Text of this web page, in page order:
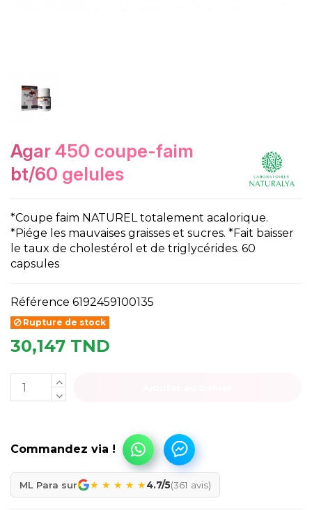
agar 450 coupe-faim
bt/60 gelules
*Coupe faim NATUREL totalement acalorique.
*Piége les mauvaises graisses et sucres. *Fait baisser
le taux de cholestérol et de triglycérides. 60
capsules
Référence 6192459100135
Rupture de stock
30,147 TND
ML Para sur ★ ★ ★ ★ ★4.7/5(361 avis)